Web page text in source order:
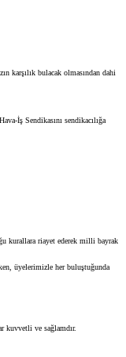
karşılık bulacak olmasından dahi
İş Sendikasını sendikacılığa
kurallara riayet ederek milli bayrak
üyelerimizle her buluştuğunda
kuvvetli ve sağlamdır.